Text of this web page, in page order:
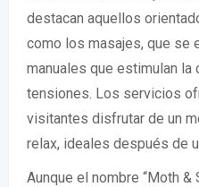
destacan aquellos
como los masajes, que se
manuales que estimulan la
tensiones. Los servicios
visitantes disfrutar de un
relax, ideales después de
Aunque el nombre “Moth &